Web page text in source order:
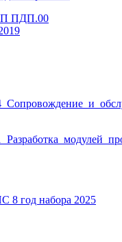
ПДП.00
8 год набора 2025